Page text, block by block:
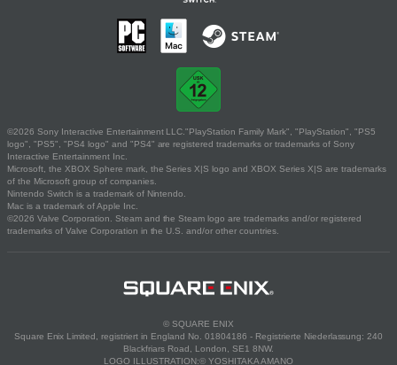
©2026 Sony Interactive Entertainment LLC."PlayStation Family Mark", "PlayStation", "PS5
logo", "PS5", "PS4 logo" and "PS4" are registered trademarks or trademarks of Sony
Interactive Entertainment Inc.
Microsoft, the XBOX Sphere mark, the Series X|S logo and XBOX Series X|S are trademarks
of the Microsoft group of companies.
Nintendo Switch is a trademark of Nintendo.
Mac is a trademark of Apple Inc.
©2026 Valve Corporation. Steam and the Steam logo are trademarks and/or registered
trademarks of Valve Corporation in the U.S. and/or other countries.
© SQUARE ENIX
Square Enix Limited, registriert in England No. 01804186 - Registrierte Niederlassung: 240
Blackfriars Road, London, SE1 8NW.
LOGO ILLUSTRATION:© YOSHITAKA AMANO